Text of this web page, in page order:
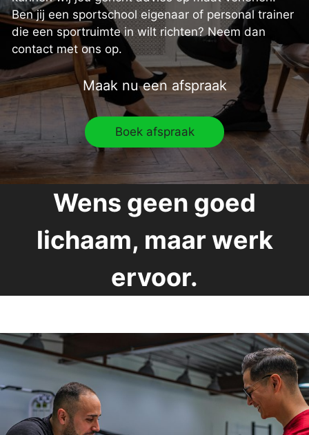
Ben jij een sportschool eigenaar of personal trainer
die een sportruimte in wilt richten? Neem dan
contact met ons op.
Maak nu een afspraak
Boek afspraak
Wens geen goed
lichaam, maar werk
ervoor.